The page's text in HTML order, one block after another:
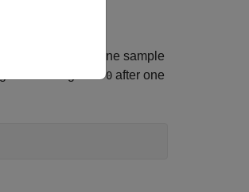
delayed by one sample
is changed to0 after one